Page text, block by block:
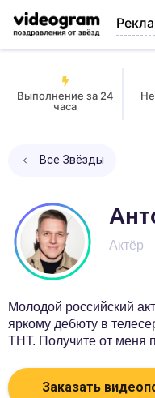
Выполнение за 24
часа
Все Звёзды
Актёр
Молодой российский
яркому дебюту в
ТНТ. Получите от меня
Заказать